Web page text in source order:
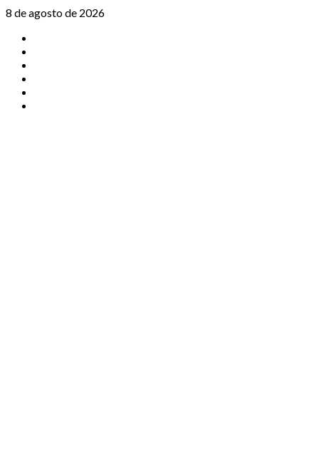
Saltar
contenido
8 de agosto de 2026